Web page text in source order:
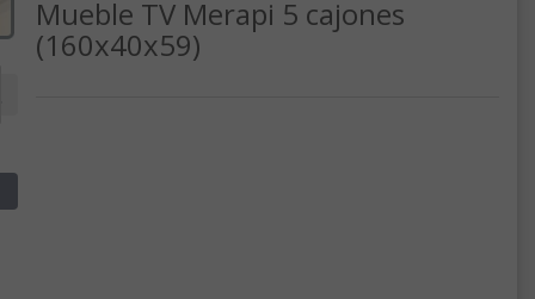
Mueble TV Merapi 5 cajones
(160x40x59)